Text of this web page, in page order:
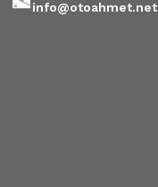
info@otoahmet.net